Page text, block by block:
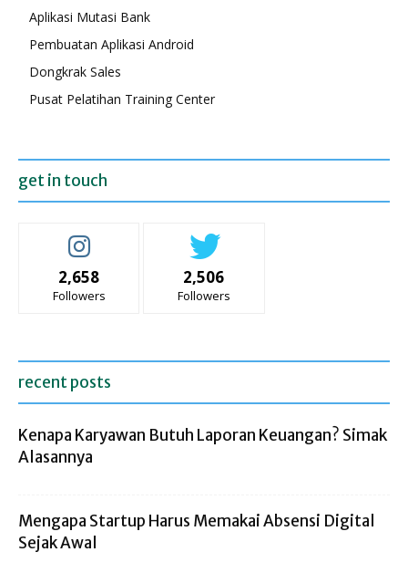
Aplikasi Mutasi Bank
Pembuatan Aplikasi Android
Dongkrak Sales
Pusat Pelatihan Training Center
get in touch
2,658
Followers
2,506
Followers
recent posts
Kenapa Karyawan Butuh Laporan Keuangan? Simak
Alasannya
Mengapa Startup Harus Memakai Absensi Digital
Sejak Awal